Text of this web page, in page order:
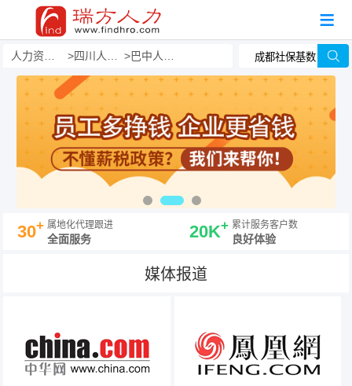
四川人力外包 巴中人力外包
30+ 属地化代理跟进
全面服务 20K+ 累计服务客户数
良好体验
媒体报道